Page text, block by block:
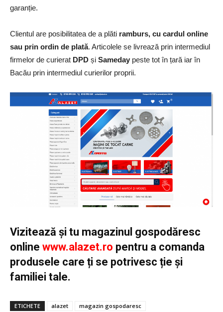
garanție.
Clientul are posibilitatea de a plăti ramburs, cu cardul online
sau prin ordin de plată. Articolele se livrează prin intermediul
firmelor de curierat DPD și Sameday peste tot în țară iar în
Bacău prin intermediul curierilor proprii.
Vizitează și tu magazinul gospodăresc
online www.alazet.ro pentru a comanda
produsele care ți se potrivesc ție și
familiei tale.
ETICHETE alazet magazin gospodaresc